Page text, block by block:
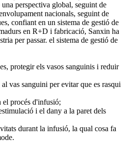
perspectiva global, seguint de
nacionals, seguint de
confiant en un sistema de gestió de
en R+D i fabricació, Sanxin ha
per passar. el sistema de gestió de
protegir els vasos sanguinis i reduir
vas sanguini per evitar que es rasqui
el procés d'infusió;
i el dany a la paret dels
durant la infusió, la qual cosa fa